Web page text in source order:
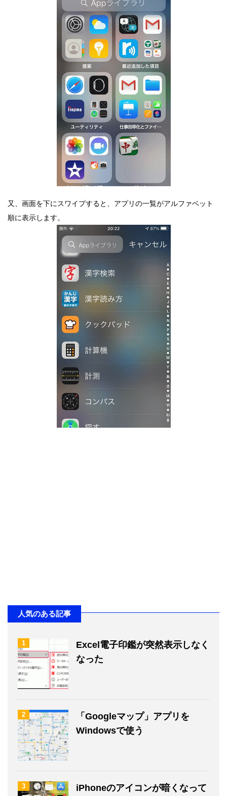
又、画面を下にスワイプすると、アプリの一覧がアルファベット
順に表示します。
人気のある記事
1
Excel電子印鑑が突然表示しなく
なった
2
「Googleマップ」アプリを
Windowsで使う
3
iPhoneのアイコンが暗くなって